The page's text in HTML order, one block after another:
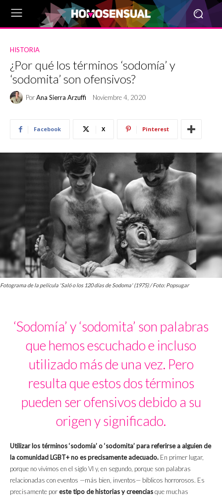
HISTORIA
¿Por qué los términos ‘sodomía’ y
‘sodomita’ son ofensivos?
PorAna Sierra Arzuffi Noviembre 4, 2020
Facebook X Pinterest
Fotograma de la película 'Saló o los 120 días de Sodoma' (1975) / Foto: Popsugar
‘Sodomía’ y ‘sodomita’ son palabras
que hemos escuchado e incluso
utilizado más de una vez. Pero
resulta que estos dos términos
pueden ser ofensivos debido a su
origen y significado.
Utilizar los términos ‘sodomía’ o ‘sodomita’ para referirse a alguien de
la comunidad LGBT+ no es precisamente adecuado. En primer lugar,
porque no vivimos en el siglo VI y, en segundo, porque son palabras
relacionadas con eventos —más bien, inventos— bíblicos horrorosos. Es
precisamente poreste tipo de historias y creenciasque muchas